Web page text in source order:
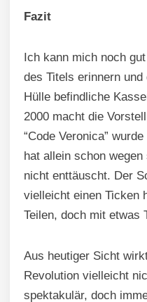
Fazit
Ich kann mich noch
des Titels erinnern
Hülle befindliche
2000 macht die
“Code Veronica”
hat allein schon
nicht enttäuscht. Der
vielleicht einen Ticken
Teilen, doch mit etwas
Aus heutiger Sicht
Revolution vielleicht
spektakulär, doch